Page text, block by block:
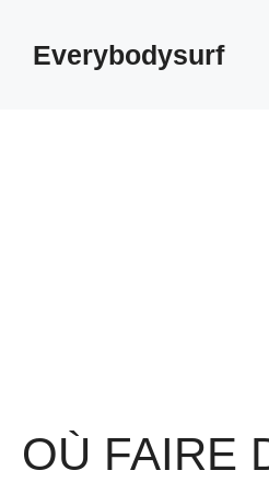
Everybodysurf
OÙ FAIRE